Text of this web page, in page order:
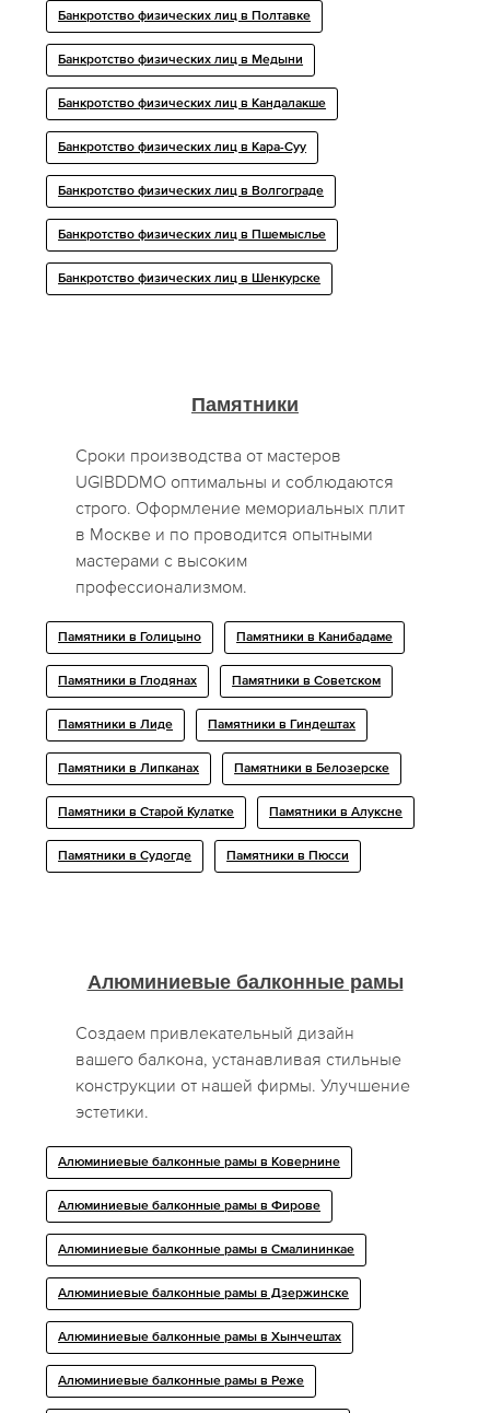
Банкротство физических лиц в Полтавке
Банкротство физических лиц в Медыни
Банкротство физических лиц в Кандалакше
Банкротство физических лиц в Кара-Суу
Банкротство физических лиц в Волгограде
Банкротство физических лиц в Пшемыслье
Банкротство физических лиц в Шенкурске
Памятники
Сроки производства от мастеров
UGIBDDMO оптимальны и соблюдаются
строго. Оформление мемориальных плит
в Москве и по проводится опытными
мастерами с высоким
профессионализмом.
Памятники в Голицыно Памятники в Канибадаме
Памятники в Глодянах Памятники в Советском
Памятники в Лиде Памятники в Гиндештах
Памятники в Липканах Памятники в Белозерске
Памятники в Старой Кулатке Памятники в Алуксне
Памятники в Судогде Памятники в Пюсси
Алюминиевые балконные рамы
Создаем привлекательный дизайн
вашего балкона, устанавливая стильные
конструкции от нашей фирмы. Улучшение
эстетики.
Алюминиевые балконные рамы в Ковернине
Алюминиевые балконные рамы в Фирове
Алюминиевые балконные рамы в Смалининкае
Алюминиевые балконные рамы в Дзержинске
Алюминиевые балконные рамы в Хынчештах
Алюминиевые балконные рамы в Реже